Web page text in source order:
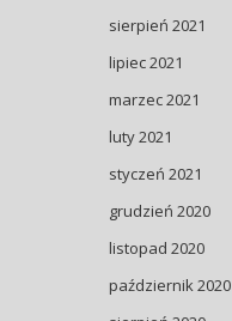
sierpień 2021
lipiec 2021
marzec 2021
luty 2021
styczeń 2021
grudzień 2020
listopad 2020
październik 2020